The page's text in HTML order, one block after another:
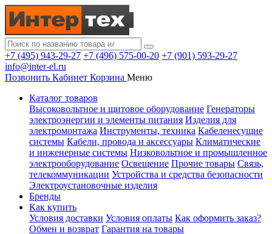
+7 (495) 943-29-27 +7 (496) 575-00-20 +7 (901) 593-29-27
info@inter-el.ru
Позвонить Кабинет Корзина Меню
Каталог товаров
Высоковольтное и щитовое оборудование Генераторы
электроэнергии и элементы питания Изделия для
электромонтажа Инструменты, техника Кабеленесущие
системы Кабели, провода и аксессуары Климатические
и инженерные системы Низковольтное и промышленное
электрооборудование Освещение Прочие товары Связь,
телекоммуникации Устройства и средства безопасности
Электроустановочные изделия
Бренды
Как купить
Условия доставки Условия оплаты Как оформить заказ?
Обмен и возврат Гарантия на товары